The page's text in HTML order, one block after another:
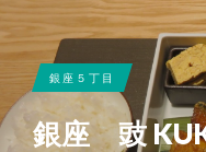
銀座５丁目
銀座 豉